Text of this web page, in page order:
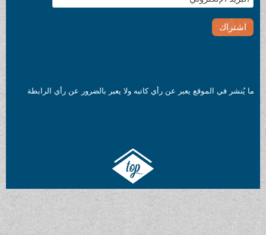
ما يُنشر في الموقع يعبر عن رأي كاتبه ولا يعبر بالضرور عن رأي الرابطة